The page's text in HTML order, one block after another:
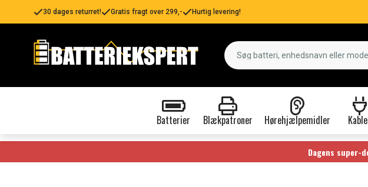
30 dages returret! Gratis fragt over 299,- Hurtig levering!
Batterier Blækpatroner Hørehjælpemidler
Dagens super-